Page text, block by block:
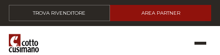
TROVA RIVENDITORE AREA PARTNER